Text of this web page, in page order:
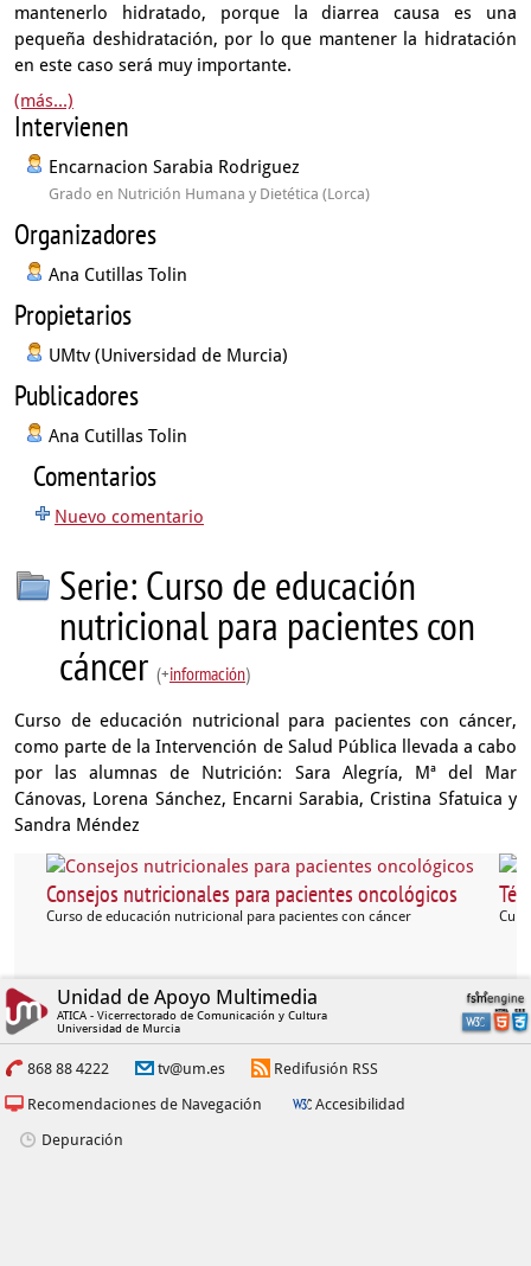
mantenerlo hidratado, porque la diarrea causa es una
pequeña deshidratación, por lo que mantener la hidratación
en este caso será muy importante.
(más...)
Intervienen
Encarnacion Sarabia Rodriguez
Grado en Nutrición Humana y Dietética (Lorca)
Organizadores
Ana Cutillas Tolin
Propietarios
UMtv (Universidad de Murcia)
Publicadores
Ana Cutillas Tolin
Comentarios
Nuevo comentario
Serie: Curso de educación
nutricional para pacientes con
cáncer (+información)
Curso de educación nutricional para pacientes con cáncer,
como parte de la Intervención de Salud Pública llevada a cabo
por las alumnas de Nutrición: Sara Alegría, Mª del Mar
Cánovas, Lorena Sánchez, Encarni Sarabia, Cristina Sfatuica y
Sandra Méndez
Consejos nutricionales para pacientes oncológicos
Curso de educación nutricional para pacientes con cáncer
Unidad de Apoyo Multimedia
ATICA - Vicerrectorado de Comunicación y Cultura
Universidad de Murcia
868 88 4222 tv@um.es
Redifusión RSS
Recomendaciones de Navegación
Accesibilidad
Depuración